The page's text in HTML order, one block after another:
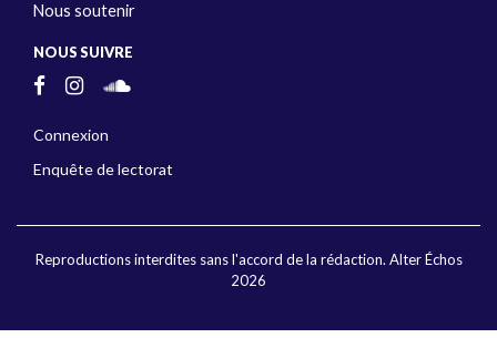
Nous soutenir
NOUS SUIVRE
Connexion
Enquête de lectorat
Reproductions interdites sans l'accord de la rédaction. Alter Échos
2026